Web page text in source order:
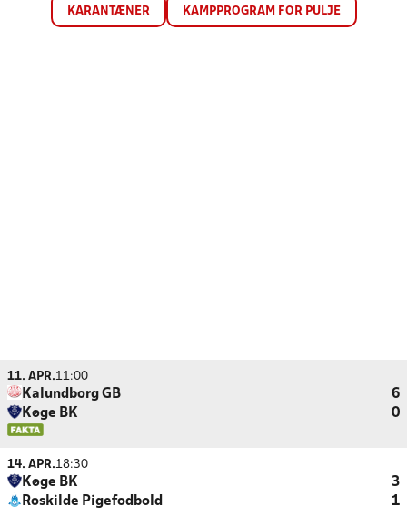
KARANTÆNER KAMPPROGRAM FOR PULJE
11. APR.11:00
Kalundborg GB
6
Køge BK
0
14. APR.18:30
Køge BK
3
Roskilde Pigefodbold
1